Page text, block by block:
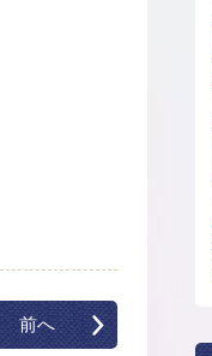
前へ